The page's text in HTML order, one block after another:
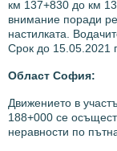
км 137+830 до км
внимание поради
настилката.
Срок до 15.05.2021 г.
Област София:
Движението в
188+000 се
неравности по